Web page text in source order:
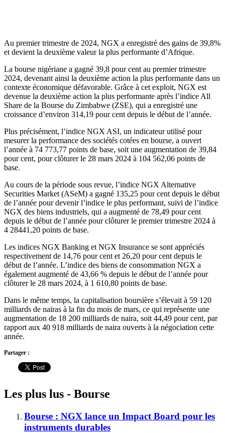
Au premier trimestre de 2024, NGX a enregistré des gains de 39,8%
et devient la deuxième valeur la plus performante d’Afrique.
La bourse nigériane a gagné 39,8 pour cent au premier trimestre
2024, devenant ainsi la deuxième action la plus performante dans un
contexte économique défavorable. Grâce à cet exploit, NGX est
devenue la deuxième action la plus performante après l’indice All
Share de la Bourse du Zimbabwe (ZSE), qui a enregistré une
croissance d’environ 314,19 pour cent depuis le début de l’année.
Plus précisément, l’indice NGX ASI, un indicateur utilisé pour
mesurer la performance des sociétés cotées en bourse, a ouvert
l’année à 74 773,77 points de base, soit une augmentation de 39,84
pour cent, pour clôturer le 28 mars 2024 à 104 562,06 points de
base.
Au cours de la période sous revue, l’indice NGX Alternative
Securities Market (ASeM) a gagné 135,25 pour cent depuis le début
de l’année pour devenir l’indice le plus performant, suivi de l’indice
NGX des biens industriels, qui a augmenté de 78,49 pour cent
depuis le début de l’année pour clôturer le premier trimestre 2024 à
4 28441,20 points de base.
Les indices NGX Banking et NGX Insurance se sont appréciés
respectivement de 14,76 pour cent et 26,20 pour cent depuis le
début de l’année. L’indice des biens de consommation NGX a
également augmenté de 43,66 % depuis le début de l’année pour
clôturer le 28 mars 2024, à 1 610,80 points de base.
Dans le même temps, la capitalisation boursière s’élevait à 59 120
milliards de nairas à la fin du mois de mars, ce qui représente une
augmentation de 18 200 milliards de naira, soit 44,49 pour cent, par
rapport aux 40 918 milliards de naira ouverts à la négociation cette
année.
Partager :
Les plus lus - Bourse
Bourse : NGX lance un Impact Board pour les
instruments durables